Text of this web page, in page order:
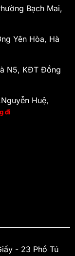
Bạch Mai,
Yên Hòa, Hà
N5, KĐT Đồng
Huệ,
đi
- 23 Phố Tú